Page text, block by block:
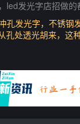
发光字店招做的
孔发光字，不锈
处透光胡来，这